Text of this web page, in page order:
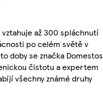
až 300 spláchnutí
po celém světě v
doby se značka Domestos
čistotu a expertem
všechny známé druhy